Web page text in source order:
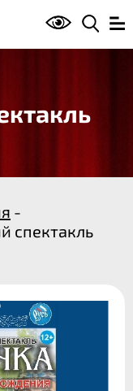
-
спектакль